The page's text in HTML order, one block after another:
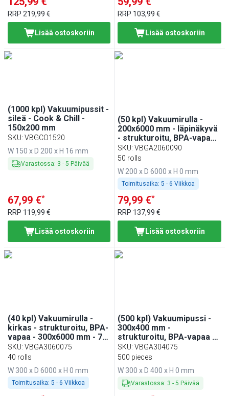
RRP 219,99 €
Lisää ostoskoriin
RRP 103,99 €
Lisää ostoskoriin
(1000 kpl) Vakuumipussit -
sileä - Cook & Chill -
150x200 mm
SKU: VBGCO1520
W 150 x D 200 x H 16 mm
Varastossa: 3 - 5 Päivää
67,99 €*
RRP 119,99 €
Lisää ostoskoriin
(50 kpl) Vakuumirulla -
200x6000 mm - läpinäkyvä
- strukturoitu, BPA-vapaa -
90 µm
SKU:VBGA2060090
50 rolls
W 200 x D 6000 x H 0 mm
Toimitusaika: 5 - 6 Viikkoa
79,99 €*
RRP 137,99 €
Lisää ostoskoriin
(40 kpl) Vakuumirulla -
kirkas - strukturoitu, BPA-
vapaa - 300x6000 mm - 75
µm
SKU: VBGA3060075
40 rolls
W 300 x D 6000 x H 0 mm
Toimitusaika: 5 - 6 Viikkoa
(500 kpl) Vakuumipussi -
300x400 mm -
strukturoitu, BPA-vapaa -
75 µm
SKU:VBGA304075
500 pieces
W 300 x D 400 x H 0 mm
Varastossa: 3 -5 Päivää